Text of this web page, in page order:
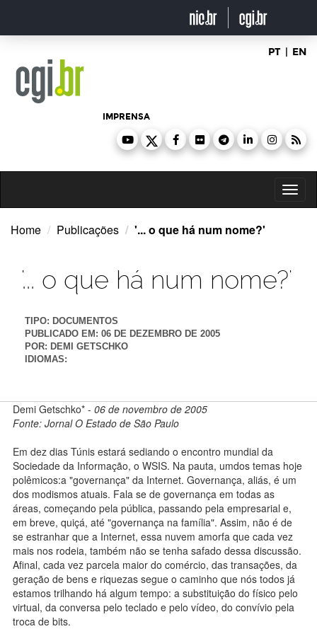
o
PT | EN
IMPRENSA
Home Publicações '... o que há num nome?'
'... o que há num nome?'
TIPO: DOCUMENTOS
PUBLICADO EM: 06 DE DEZEMBRO DE 2005
POR: DEMI GETSCHKO
IDIOMAS:
Demi Getschko* - 06 de novembro de 2005
Fonte: Jornal O Estado de São Paulo
Em dez dias Túnis estará sediando o encontro mundial da
Sociedade da Informação, o WSIS. Na pauta, umdos temas hoje
polêmicos:a "governança" da Internet. Governança, aliás, é um
dos modismos atuais. Fala se de governança em todas as
áreas, começando pela pública, passando pela empresarial e,
em breve, quiçá, até "governança na família". Assim, não é de
se estranhar que a Internet, essa nuvem amorfa que cada vez
mais nos rodeia, também não se tenha safado dessa discussão.
Afinal, cada vez parcela maior do comércio, das transações, da
geração de bens e riquezas segue o caminho que nós todos já
estamos trilhando há algum tempo: a substituição do físico pelo
virtual, da conversa pelo teclado e pelo vídeo, do convívio pela
troca de bits.